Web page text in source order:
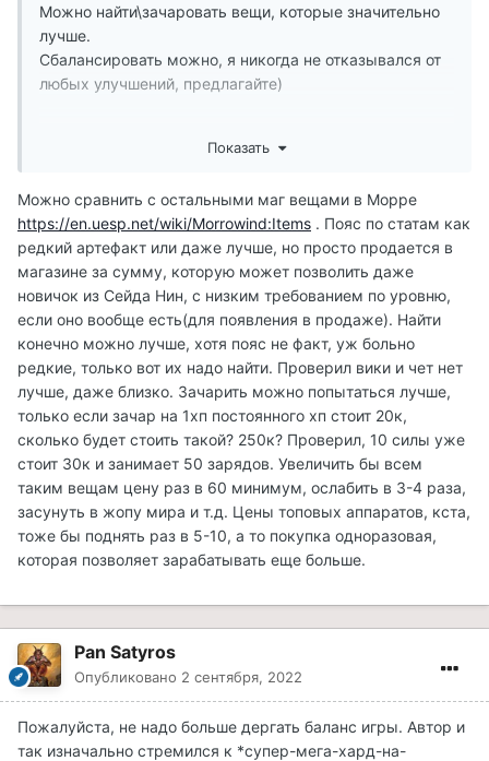
Можно найти\зачаровать вещи, которые значительно
лучше.
Сбалансировать можно, я никогда не отказывался от
любых улучшений, предлагайте)
удаление предметов для крафта из лвл-листов стоит,
останутся. Но к ним совершенно так же можно
относиться, как к примеру, к ванильным бесполезным
фляжкам, кувшинам и т.д, т.е. просто считать
предметами быта.
Цена на зачарование не менялась и не будет
меняться.
Показать
Можно сравнить с остальными маг вещами в Морре
https://en.uesp.net/wiki/Morrowind:Items . Пояс по статам как
редкий артефакт или даже лучше, но просто продается в
магазине за сумму, которую может позволить даже
новичок из Сейда Нин, с низким требованием по уровню,
если оно вообще есть(для появления в продаже). Найти
конечно можно лучше, хотя пояс не факт, уж больно
редкие, только вот их надо найти. Проверил вики и чет нет
лучше, даже близко. Зачарить можно попытаться лучше,
только если зачар на 1хп постоянного хп стоит 20к,
сколько будет стоить такой? 250к? Проверил, 10 силы уже
стоит 30к и занимает 50 зарядов. Увеличить бы всем
таким вещам цену раз в 60 минимум, ослабить в 3-4 раза,
засунуть в жопу мира и т.д. Цены топовых аппаратов, кста,
тоже бы поднять раз в 5-10, а то покупка одноразовая,
которая позволяет зарабатывать еще больше.
Pan Satyros
Опубликовано 2 сентября, 2022
Пожалуйста, не надо больше дергать баланс игры. Автор и
так изначально стремился к *супер-мега-хард-на-